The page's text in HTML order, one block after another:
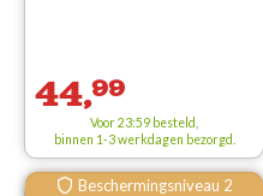
44,99
Voor 23:59 besteld,
binnen 1-3 werkdagen bezorgd.
Beschermingsniveau 2